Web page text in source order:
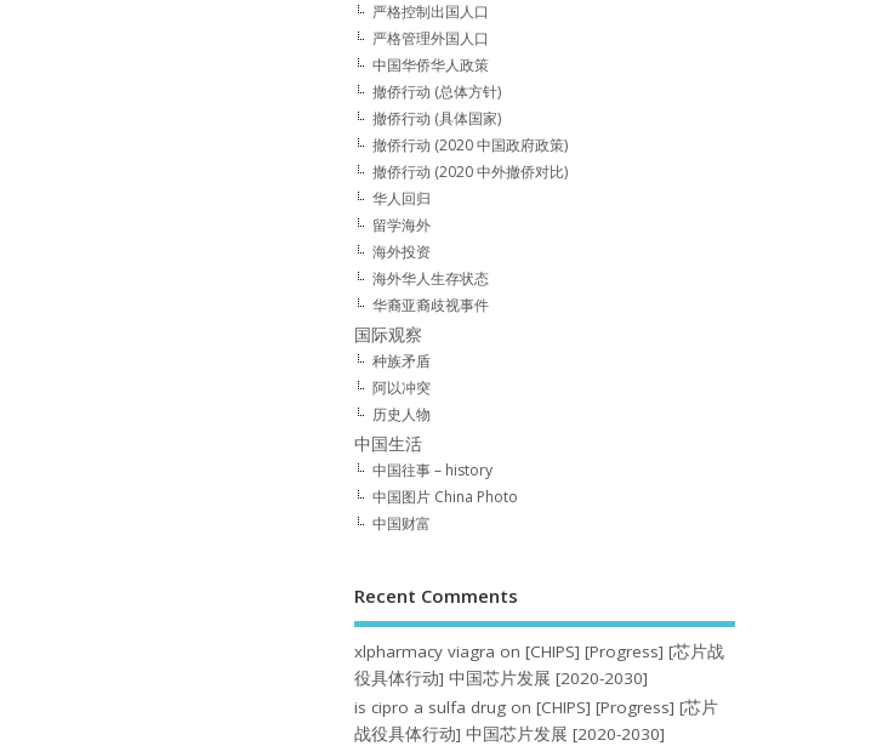
严格控制出国人口
严格管理外国人口
中国华侨华人政策
撤侨行动 (总体方针)
撤侨行动 (具体国家)
撤侨行动 (2020 中国政府政策)
撤侨行动 (2020 中外撤侨对比)
华人回归
留学海外
海外投资
海外华人生存状态
华裔亚裔歧视事件
国际观察
种族矛盾
阿以冲突
历史人物
中国生活
中国往事 – history
中国图片 China Photo
中国财富
Recent Comments
xlpharmacy viagra on[CHIPS] [Progress] [芯片战
役具体行动] 中国芯片发展 [2020-2030]
is cipro a sulfa drug on[CHIPS] [Progress] [芯片
战役具体行动] 中国芯片发展 [2020-2030]